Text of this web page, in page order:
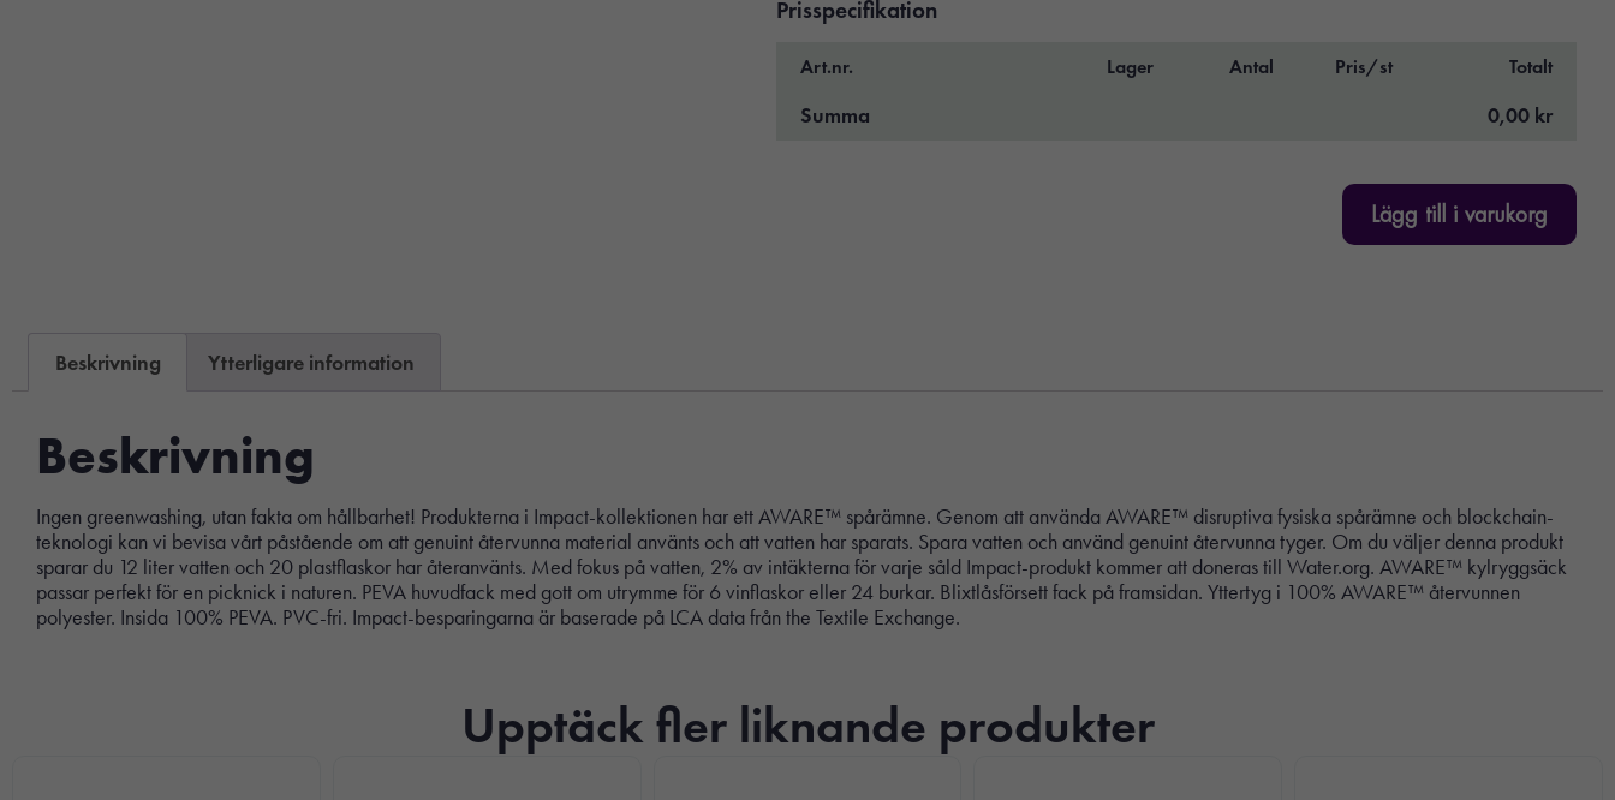
Prisspecifikation
Art.nr. Lager Antal Pris/st Totalt
Summa 0,00 kr
Lägg till i varukorg
Beskrivning Ytterligare information
Beskrivning
Ingen greenwashing, utan fakta om hållbarhet! Produkterna i Impact-kollektionen har ett AWARE™ spårämne. Genom att använda AWARE™ disruptiva fysiska spårämne och blockchain-
teknologi kan vi bevisa vårt påstående om att genuint återvunna material använts och att vatten har sparats. Spara vatten och använd genuint återvunna tyger. Om du väljer denna produkt
sparar du 12 liter vatten och 20 plastflaskor har återanvänts. Med fokus på vatten, 2% av intäkterna för varje såld Impact-produkt kommer att doneras till Water.org. AWARE™ kylryggsäck
passar perfekt för en picknick i naturen. PEVA huvudfack med gott om utrymme för 6 vinflaskor eller 24 burkar. Blixtlåsförsett fack på framsidan. Yttertyg i 100% AWARE™ återvunnen
polyester. Insida 100% PEVA. PVC-fri. Impact-besparingarna är baserade på LCA data från the Textile Exchange.
Upptäck fler liknande produkter